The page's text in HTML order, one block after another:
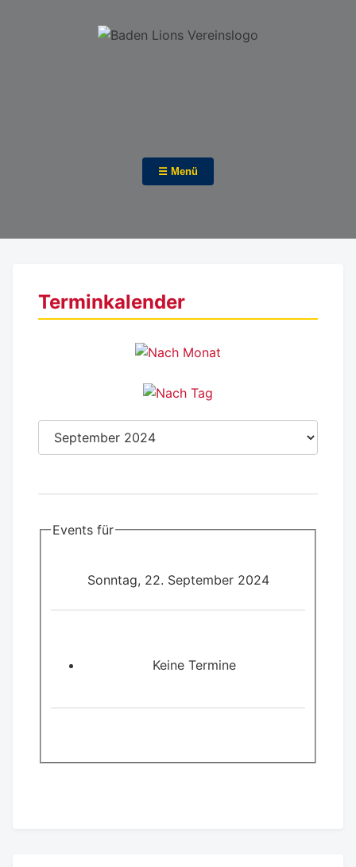
☰ Menü
Terminkalender
Events für
Sonntag, 22. September 2024
Keine Termine